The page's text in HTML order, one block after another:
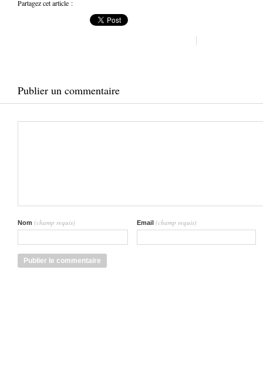
Partagez cet article :
Publier un commentaire
Nom (champ requis) Email (champ requis)